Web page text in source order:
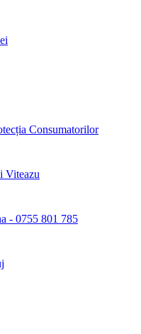
Consumatorilor
Viteazu
- 0755 801 785